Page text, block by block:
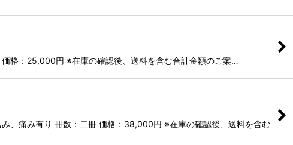
：25,000円 ※在庫の確認後、送料を含む合計金額のご案…
、痛み有り 冊数：二冊 価格：38,000円 ※在庫の確認後、送料を含む